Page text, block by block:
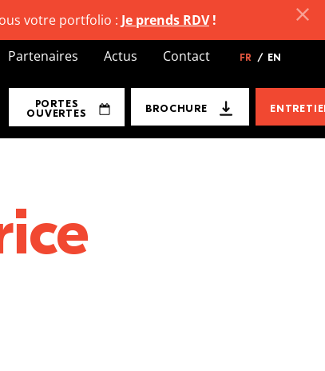
Partenaires Actus Contact FR / EN
PORTES
OUVERTES
BROCHURE
votre portfolio : Je prends RDV!